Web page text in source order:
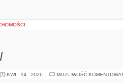
KWI - 14 - 2026 MOŻLIWOŚĆ